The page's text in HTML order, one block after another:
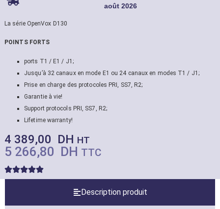
août 2026
La série OpenVox D130
POINTS FORTS
ports T1 / E1 / J1;
Jusqu’à 32 canaux en mode E1 ou 24 canaux en modes T1 / J1;
Prise en charge des protocoles PRI, SS7, R2;
Garantie à vie!
Support protocols PRI, SS7, R2;
Lifetime warranty!
4 389,00 DH HT
5 266,80 DH TTC
Description produit